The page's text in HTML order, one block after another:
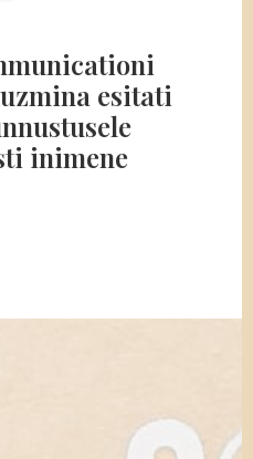
esitati
inimene